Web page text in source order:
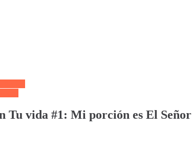
Tu vida #1: Mi porción es El Señor